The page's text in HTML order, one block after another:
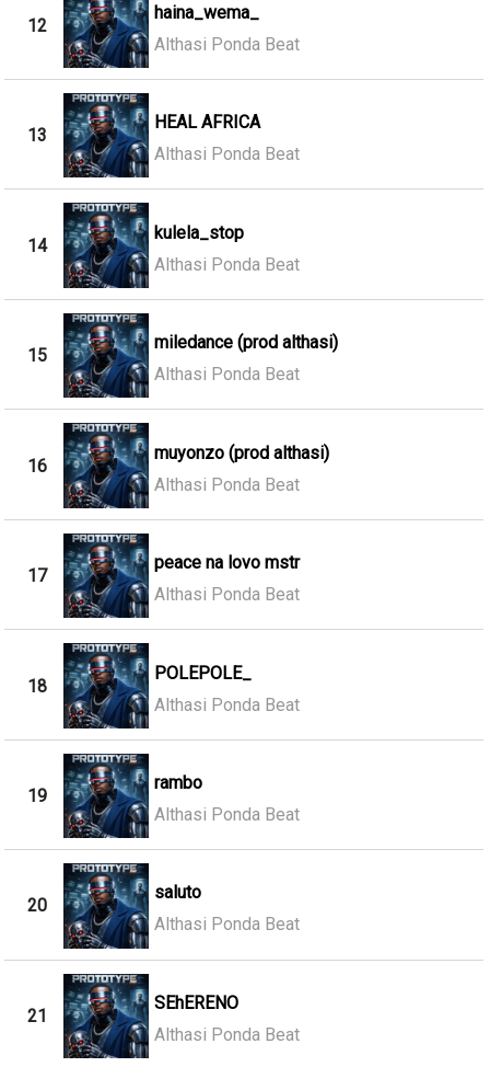
12
haina_wema_
Althasi Ponda Beat
13
HEAL AFRICA
Althasi Ponda Beat
14
kulela_stop
Althasi Ponda Beat
15
miledance (prod althasi)
Althasi Ponda Beat
16
muyonzo (prod althasi)
Althasi Ponda Beat
17
peace na lovo mstr
Althasi Ponda Beat
18
POLEPOLE_
Althasi Ponda Beat
19
rambo
Althasi Ponda Beat
20
saluto
Althasi Ponda Beat
21
SEhERENO
Althasi Ponda Beat